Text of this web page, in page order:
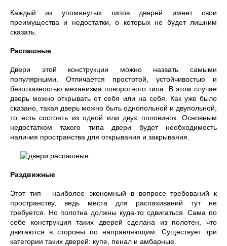
Каждый из упомянутых типов дверей имеет свои
преимущества и недостатки, о которых не будет лишним
сказать.
Распашные
Двери этой конструкции можно назвать самыми
популярными. Отличается простотой, устойчивостью и
безотказностью механизма поворотного типа. В этом случае
дверь можно открывать от себя или на себя. Как уже было
сказано, такая дверь можно быть однопольной и двупольной,
то есть состоять из одной или двух половинок. Основным
недостатком такого типа двери будет необходимость
наличия пространства для открывания и закрывания.
Раздвижные
Этот тип - наиболее экономный в вопросе требований к
пространству, ведь места для распахиваний тут не
требуется. Но полотна должны куда-то сдвигаться. Сама по
себе конструкция таких дверей сделана из полотен, что
двигаются в стороны по направляющим. Существует три
категории таких дверей: купе, пенал и амбарные.